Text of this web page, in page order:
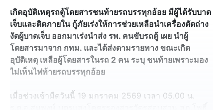
เกิดอุบัติเหตุรถตู้โดยสารชนท้ายรถบรรทุกอ้อย มีผู้ได้รับบาด
เจ็บและติดภายใน กู้ภัยเร่งให้การช่วยเหลือนำเครื่องตัดถ่าง
งัดผู้บาดเจ็บ ออกมาเร่งนำส่ง รพ. คนขับรถตู้ เผย นำผู้
โดยสารมาจาก กทม. และได้ส่งตามรายทาง ขณะเกิด
อุบัติเหตุ เหลือผู้โดยสารในรถ 2 คน ระบุ ชนท้ายเพราะมอง
ไม่เห็นไฟท้ายรถบรรทุกอ้อย
เมื่อช่วงเช้ามืดวันนี้ 19 มกราคม 2569 เวลา 05.00 น.